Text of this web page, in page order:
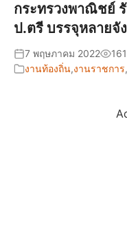
กระทรวงพาณิชย์
ป.ตรี บรรจุหลายจั
7 พฤษภาคม 2022
งานท้องถิ่น,งานราชการ,